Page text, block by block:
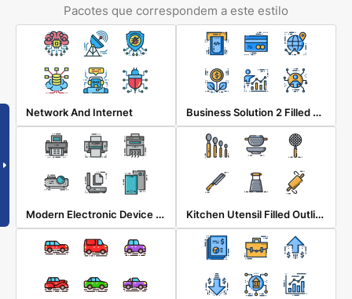
Pacotes que correspondem a este estilo
Network And Internet Business Solution 2 Filled Outline
Modern Electronic Device Filled Outline Kitchen Utensil Filled Outline